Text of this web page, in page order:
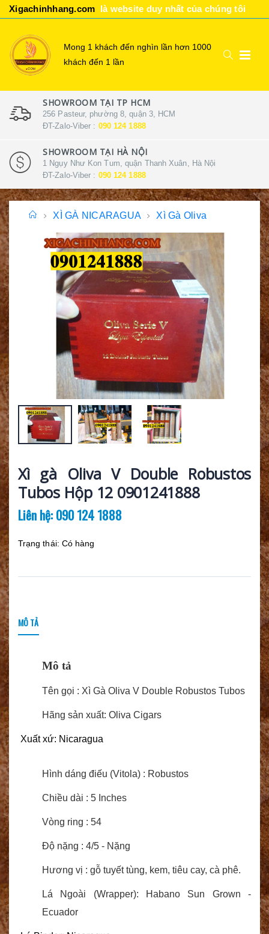
Xigachinhhang.com là website duy nhất của chúng tôi
Mong 1 khách đến nghìn lần hơn 1000
khách đến 1 lần
SHOWROOM TẠI TP HCM
256 Pasteur, phường 8, quận 3, HCM
ĐT-Zalo-Viber : 090 124 1888
SHOWROOM TẠI HÀ NỘI
1 Ngụy Như Kon Tum, quận Thanh Xuân, Hà Nội
ĐT-Zalo-Viber : 090 124 1888
XÌ GÀ NICARAGUA Xì Gà Oliva
Xì gà Oliva V Double Robustos
Tubos Hộp 12 0901241888
Liên hệ: 090 124 1888
Trạng thái: Có hàng
MÔ TẢ
Mô tả
Tên gọi : Xì Gà Oliva V Double Robustos Tubos
Hãng sản xuất: Oliva Cigars
Xuất xứ: Nicaragua
Hình dáng điếu (Vitola) : Robustos
Chiều dài : 5 Inches
Vòng ring : 54
Độ nặng : 4/5 - Nặng
Hương vị : gỗ tuyết tùng, kem, tiêu cay, cà phê.
Lá Ngoài (Wrapper): Habano Sun Grown -
Ecuador